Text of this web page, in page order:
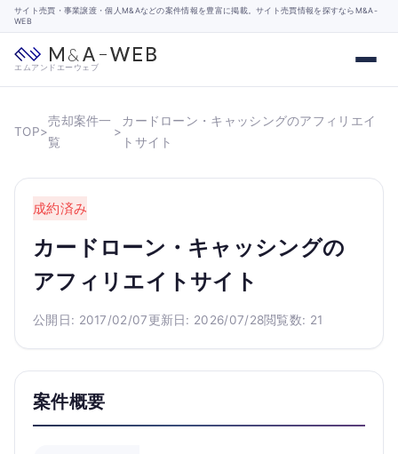
サイト売買・事業譲渡・個人M&Aなどの案件情報を豊富に掲載。サイト売買情報を探すならM&A-
WEB
エムアンドエーウェブ
TOP>
売却案件一
覧
>
カードローン・キャッシングのアフィリエイ
トサイト
成約済み
カードローン・キャッシングの
アフィリエイトサイト
公開日: 2017/02/07更新日: 2026/07/28閲覧数: 21
案件概要